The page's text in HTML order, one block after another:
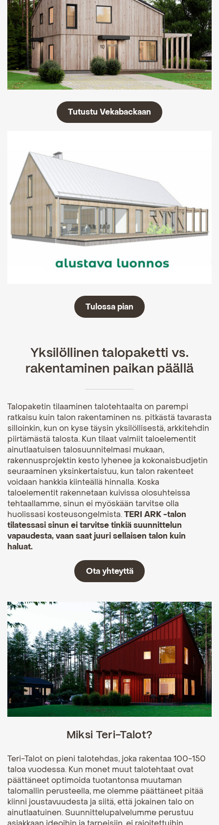
Tutustu Vekabackaan
Tulossa pian
Yksilöllinen talopaketti vs.
rakentaminen paikan päällä
Talopaketin tilaaminen talotehtaalta on parempi
ratkaisu kuin talon rakentaminen ns. pitkästä tavarasta
silloinkin, kun on kyse täysin yksilöllisestä, arkkitehdin
piirtämästä talosta. Kun tilaat valmiit taloelementit
ainutlaatuisen talosuunnitelmasi mukaan,
rakennusprojektin kesto lyhenee ja kokonaisbudjetin
seuraaminen yksinkertaistuu, kun talon rakenteet
voidaan hankkia kiinteällä hinnalla. Koska
taloelementit rakennetaan kuivissa olosuhteissa
tehtaallamme, sinun ei myöskään tarvitse olla
huolissasi kosteusongelmista.TERI ARK -talon
tilatessasi sinun ei tarvitse tinkiä suunnittelun
vapaudesta, vaan saat juuri sellaisen talon kuin
haluat.
Ota yhteyttä
Miksi Teri-Talot?
Teri-Talot on pieni talotehdas, joka rakentaa 100-150
taloa vuodessa. ​Kun monet muut talotehtaat ovat
päättäneet optimoida tuotantonsa muutaman
talomallin perusteella, me olemme päättäneet pitää
kiinni joustavuudesta ja siitä, että jokainen talo on
ainutlaatuinen. Suunnittelupalvelumme perustuu